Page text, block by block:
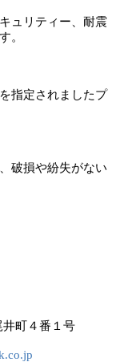
ュリティー、耐震
。
指定されましたプ
破損や紛失がない
井町４番１号